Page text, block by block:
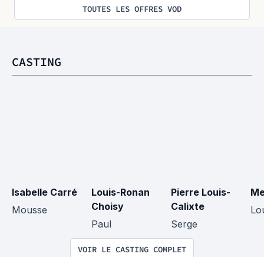
TOUTES LES OFFRES VOD
CASTING
Isabelle Carré
Mousse
Louis-Ronan
Choisy
Paul
Pierre Louis-
Calixte
Serge
VOIR LE CASTING COMPLET